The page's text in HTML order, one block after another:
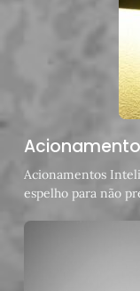
Acionamentos
espelho para não